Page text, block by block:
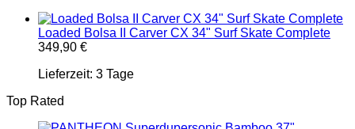
Loaded Bolsa II Carver CX 34" Surf Skate Complete
349,90 €
Lieferzeit: 3 Tage
Top Rated